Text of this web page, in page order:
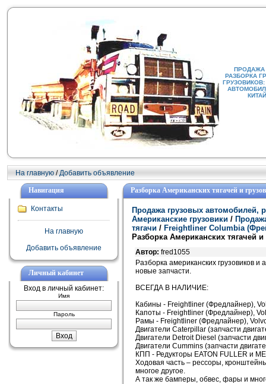
ПРОДАЖА
РАЗБОРКА
На главную /Добавить объявление
Навигация
Контакты
На главную
Добавить объявление
Личный кабинет
Вход в личный кабинет:
Имя
Пароль
Разборка Американских тягачей и
Продажа грузовых автомобилей,
Американские грузовики /
тягачи / Freightliner Columbia
Разборка Американских тягачей и
Автор: fred1055
Разборка американских грузовиков и
новые запчасти.
ВСЕГДА В НАЛИЧИЕ:
Кабины - Freightliner (Фредлайнер),
Капоты - Freightliner (Фредлайнер),
Рамы - Freightliner (Фредлайнер),
Двигатели Caterpillar (запчасти
Двигатели Detroit Diesel (запчасти
Двигатели Cummins (запчасти
КПП - Редукторы EATON FULLER и
Ходовая часть – рессоры,
многое другое.
А так же бамперы, обвес, фары и